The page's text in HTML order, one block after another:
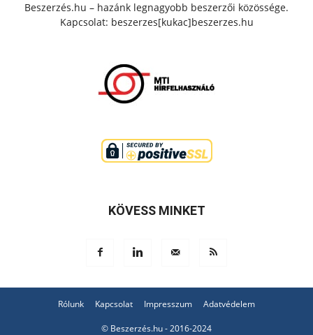
Beszerzés.hu – hazánk legnagyobb beszerzői közössége.
Kapcsolat: beszerzes[kukac]beszerzes.hu
KÖVESS MINKET
Rólunk Kapcsolat Impresszum Adatvédelem
© Beszerzés.hu - 2016-2024